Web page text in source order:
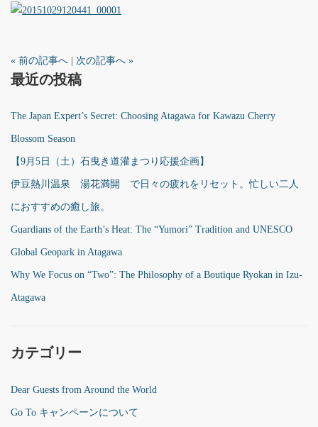
« 前の記事へ | 次の記事へ »
最近の投稿
The Japan Expert’s Secret: Choosing Atagawa for Kawazu Cherry
Blossom Season
【9月5日（土）石曳き道灌まつり応援企画】
伊豆熱川温泉 湯花満開 で日々の疲れをリセット。忙しい二人
におすすめの癒し旅。
Guardians of the Earth’s Heat: The “Yumori” Tradition and UNESCO
Global Geopark in Atagawa
Why We Focus on “Two”: The Philosophy of a Boutique Ryokan in Izu-
Atagawa
カテゴリー
Dear Guests from Around the World
Go To キャンペーンについて